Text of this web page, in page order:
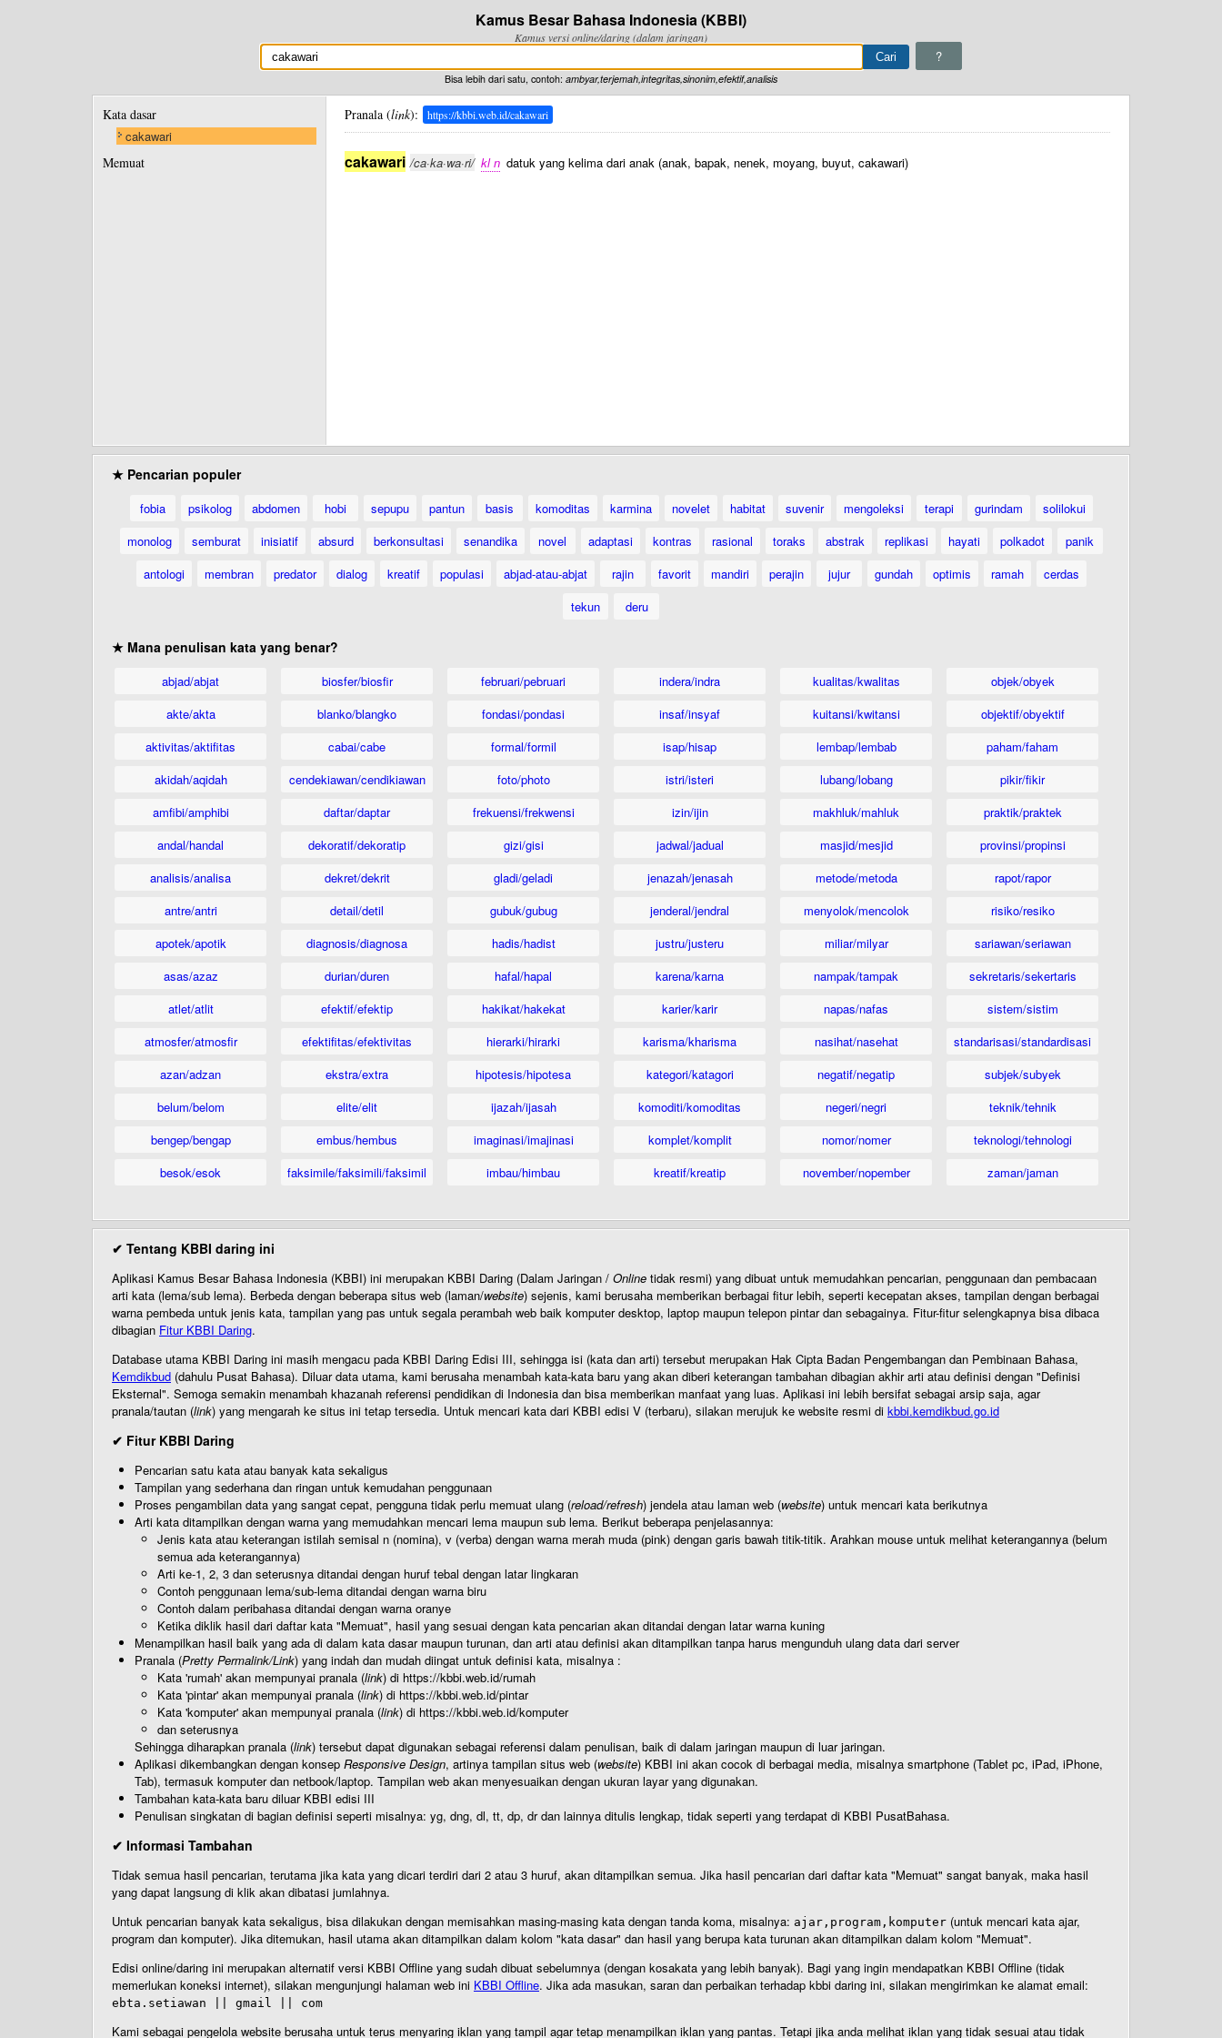
Kamus Besar Bahasa Indonesia (KBBI)
Kamus versi online/daring (dalam jaringan)
?
Bisa lebih dari satu, contoh: ambyar,terjemah,integritas,sinonim,efektif,analisis
Kata dasar
cakawari
Memuat
Pranala (link): https://kbbi.web.id/cakawari
cakawari /ca·ka·wa·ri/ kl n datuk yang kelima dari anak (anak, bapak, nenek, moyang, buyut, cakawari)
★ Pencarian populer
fobia psikolog abdomen hobi sepupu pantun basis komoditas karmina novelet habitat suvenir mengoleksi terapi gurindam
solilokui
monolog
semburat inisiatif absurd berkonsultasi senandika novel adaptasi kontras rasional toraks abstrak replikasi hayati polkadot
panik
antologi
membran predator dialog kreatif populasi abjad-atau-abjat rajin favorit mandiri perajin jujur gundah optimis ramah
cerdas
tekun
deru
★ Mana penulisan kata yang benar?
abjad/abjat
akte/akta
aktivitas/aktifitas
akidah/aqidah
amfibi/amphibi
andal/handal
analisis/analisa
antre/antri
apotek/apotik
asas/azaz
atlet/atlit
atmosfer/atmosfir
azan/adzan
belum/belom
bengep/bengap
besok/esok
biosfer/biosfir
blanko/blangko
cabai/cabe
cendekiawan/cendikiawan
daftar/daptar
dekoratif/dekoratip
dekret/dekrit
detail/detil
diagnosis/diagnosa
durian/duren
efektif/efektip
efektifitas/efektivitas
ekstra/extra
elite/elit
embus/hembus
faksimile/faksimili/faksimil
februari/pebruari
fondasi/pondasi
formal/formil
foto/photo
frekuensi/frekwensi
gizi/gisi
gladi/geladi
gubuk/gubug
hadis/hadist
hafal/hapal
hakikat/hakekat
hierarki/hirarki
hipotesis/hipotesa
ijazah/ijasah
imaginasi/imajinasi
imbau/himbau
indera/indra
insaf/insyaf
isap/hisap
istri/isteri
izin/ijin
jadwal/jadual
jenazah/jenasah
jenderal/jendral
justru/justeru
karena/karna
karier/karir
karisma/kharisma
kategori/katagori
komoditi/komoditas
komplet/komplit
kreatif/kreatip
kualitas/kwalitas
kuitansi/kwitansi
lembap/lembab
lubang/lobang
makhluk/mahluk
masjid/mesjid
metode/metoda
menyolok/mencolok
miliar/milyar
nampak/tampak
napas/nafas
nasihat/nasehat
negatif/negatip
negeri/negri
nomor/nomer
november/nopember
objek/obyek
objektif/obyektif
paham/faham
pikir/fikir
praktik/praktek
provinsi/propinsi
rapot/rapor
risiko/resiko
sariawan/seriawan
sekretaris/sekertaris
sistem/sistim
standarisasi/standardisasi
subjek/subyek
teknik/tehnik
teknologi/tehnologi
zaman/jaman
✔ Tentang KBBI daring ini
Aplikasi Kamus Besar Bahasa Indonesia (KBBI) ini merupakan KBBI Daring (Dalam Jaringan / Online tidak resmi) yang dibuat untuk memudahkan pencarian, penggunaan dan pembacaan
arti kata (lema/sub lema). Berbeda dengan beberapa situs web (laman/website) sejenis, kami berusaha memberikan berbagai fitur lebih, seperti kecepatan akses, tampilan dengan berbagai
warna pembeda untuk jenis kata, tampilan yang pas untuk segala perambah web baik komputer desktop, laptop maupun telepon pintar dan sebagainya. Fitur-fitur selengkapnya bisa dibaca
dibagian Fitur KBBI Daring.
Database utama KBBI Daring ini masih mengacu pada KBBI Daring Edisi III, sehingga isi (kata dan arti) tersebut merupakan Hak Cipta Badan Pengembangan dan Pembinaan Bahasa,
Kemdikbud (dahulu Pusat Bahasa). Diluar data utama, kami berusaha menambah kata-kata baru yang akan diberi keterangan tambahan dibagian akhir arti atau definisi dengan "Definisi
Eksternal". Semoga semakin menambah khazanah referensi pendidikan di Indonesia dan bisa memberikan manfaat yang luas. Aplikasi ini lebih bersifat sebagai arsip saja, agar
pranala/tautan (link) yang mengarah ke situs ini tetap tersedia. Untuk mencari kata dari KBBI edisi V (terbaru), silakan merujuk ke website resmi di kbbi.kemdikbud.go.id
✔ Fitur KBBI Daring
Pencarian satu kata atau banyak kata sekaligus
Tampilan yang sederhana dan ringan untuk kemudahan penggunaan
Proses pengambilan data yang sangat cepat, pengguna tidak perlu memuat ulang (reload/refresh) jendela atau laman web (website) untuk mencari kata berikutnya
Arti kata ditampilkan dengan warna yang memudahkan mencari lema maupun sub lema. Berikut beberapa penjelasannya:
Jenis kata atau keterangan istilah semisal n (nomina), v (verba) dengan warna merah muda (pink) dengan garis bawah titik-titik. Arahkan mouse untuk melihat keterangannya (belum
semua ada keterangannya)
Arti ke-1, 2, 3 dan seterusnya ditandai dengan huruf tebal dengan latar lingkaran
Contoh penggunaan lema/sub-lema ditandai dengan warna biru
Contoh dalam peribahasa ditandai dengan warna oranye
Ketika diklik hasil dari daftar kata "Memuat", hasil yang sesuai dengan kata pencarian akan ditandai dengan latar warna kuning
Menampilkan hasil baik yang ada di dalam kata dasar maupun turunan, dan arti atau definisi akan ditampilkan tanpa harus mengunduh ulang data dari server
Pranala (Pretty Permalink/Link) yang indah dan mudah diingat untuk definisi kata, misalnya :
Kata 'rumah' akan mempunyai pranala (link) di https://kbbi.web.id/rumah
Kata 'pintar' akan mempunyai pranala (link) di https://kbbi.web.id/pintar
Kata 'komputer' akan mempunyai pranala (link) di https://kbbi.web.id/komputer
dan seterusnya
Sehingga diharapkan pranala (link) tersebut dapat digunakan sebagai referensi dalam penulisan, baik di dalam jaringan maupun di luar jaringan.
Aplikasi dikembangkan dengan konsep Responsive Design, artinya tampilan situs web (website) KBBI ini akan cocok di berbagai media, misalnya smartphone (Tablet pc, iPad, iPhone,
Tab), termasuk komputer dan netbook/laptop. Tampilan web akan menyesuaikan dengan ukuran layar yang digunakan.
Tambahan kata-kata baru diluar KBBI edisi III
Penulisan singkatan di bagian definisi seperti misalnya: yg, dng, dl, tt, dp, dr dan lainnya ditulis lengkap, tidak seperti yang terdapat di KBBI PusatBahasa.
✔ Informasi Tambahan
Tidak semua hasil pencarian, terutama jika kata yang dicari terdiri dari 2 atau 3 huruf, akan ditampilkan semua. Jika hasil pencarian dari daftar kata "Memuat" sangat banyak, maka hasil
yang dapat langsung di klik akan dibatasi jumlahnya.
Untuk pencarian banyak kata sekaligus, bisa dilakukan dengan memisahkan masing-masing kata dengan tanda koma, misalnya: ajar,program,komputer (untuk mencari kata ajar,
program dan komputer). Jika ditemukan, hasil utama akan ditampilkan dalam kolom "kata dasar" dan hasil yang berupa kata turunan akan ditampilkan dalam kolom "Memuat".
Edisi online/daring ini merupakan alternatif versi KBBI Offline yang sudah dibuat sebelumnya (dengan kosakata yang lebih banyak). Bagi yang ingin mendapatkan KBBI Offline (tidak
memerlukan koneksi internet), silakan mengunjungi halaman web ini KBBI Offline. Jika ada masukan, saran dan perbaikan terhadap kbbi daring ini, silakan mengirimkan ke alamat email:
ebta.setiawan || gmail || com
Kami sebagai pengelola website berusaha untuk terus menyaring iklan yang tampil agar tetap menampilkan iklan yang pantas. Tetapi jika anda melihat iklan yang tidak sesuai atau tidak